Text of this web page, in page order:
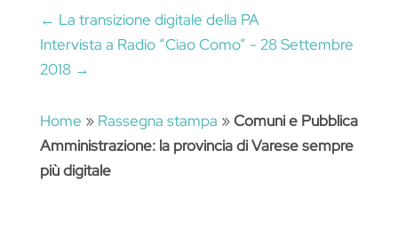
← La transizione digitale della PA
Intervista a Radio “Ciao Como” - 28 Settembre
2018→
Home » Rassegna stampa »Comuni e Pubblica
Amministrazione: la provincia di Varese sempre
più digitale